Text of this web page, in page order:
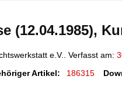
(12.04.1985),
e.V.. Verfasst am:
Artikel: 186315